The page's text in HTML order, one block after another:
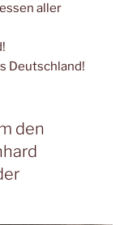
aller
Deutschland!
den